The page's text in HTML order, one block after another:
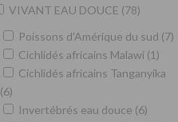
VIVANT EAU DOUCE (78)
Poissons d'Amérique du sud (7)
Cichlidés africains Malawi (1)
Cichlidés africains Tanganyika
(6)
Invertébrés eau douce (6)